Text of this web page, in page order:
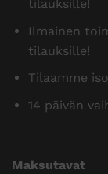
tilauksille!
Ilmainen
tilauksille!
Tilaamme
14 päivän
Maksutavat